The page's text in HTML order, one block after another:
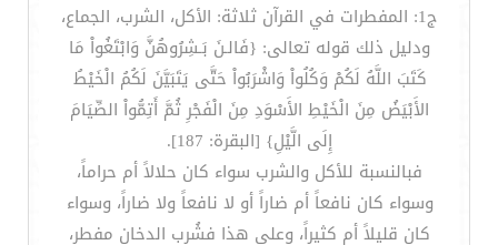
ج1: المفطرات في القرآن ثلاثة: الأكل، الشرب، الجماع،
ودليل ذلك قوله تعالى: {فَالـنَ بَـشِرُوهُنَّ وَابْتَغُواْ مَا
كَتَبَ اللَّهُ لَكُمْ وَكُلُواْ وَاشْرَبُواْ حَتَّى يَتَبَيَّنَ لَكُمُ الْخَيْطُ
الأَبْيَضُ مِنَ الْخَيْطِ الأَسْوَدِ مِنَ الْفَجْرِ ثُمَّ أَتِمُّواْ الصِّيَامَ
إِلَى الَّيْلِ} [البقرة: 187].
فبالنسبة للأكل والشرب سواء كان حلالاً أم حراماً،
وسواء كان نافعاً أم ضاراً أو لا نافعاً ولا ضاراً، وسواء
كان قليلاً أم كثيراً، وعلى هذا فشُرب الدخان مفطر،